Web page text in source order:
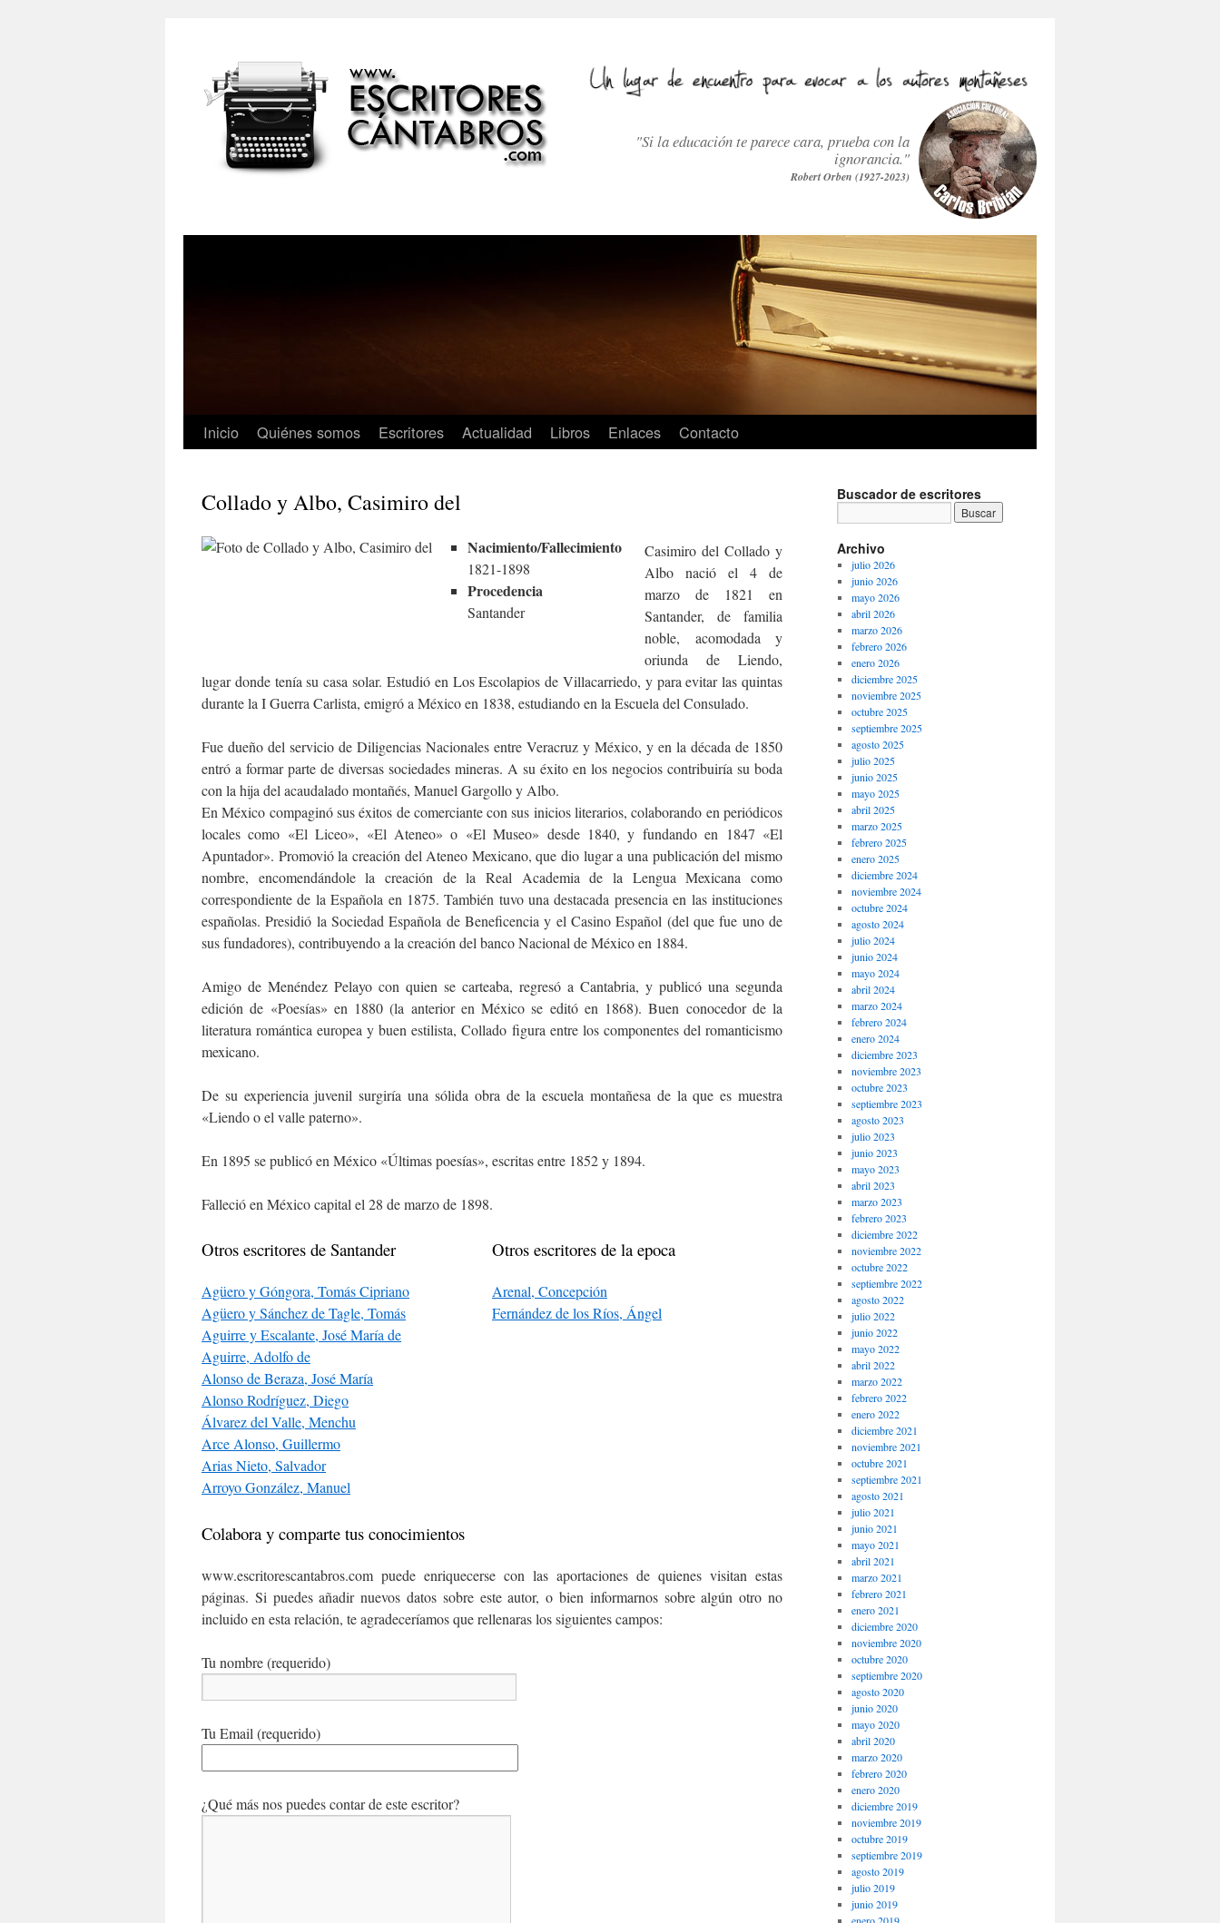
"Si la educación te parece cara, prueba con la
ignorancia."
Robert Orben (1927-2023)
Inicio Quiénes somos Escritores Actualidad Libros Enlaces Contacto
Collado y Albo, Casimiro del
Nacimiento/Fallecimiento
1821-1898
Procedencia
Santander
Casimiro del Collado y
Albo nació el 4 de
marzo de 1821 en
Santander, de familia
noble, acomodada y
oriunda de Liendo,
lugar donde tenía su casa solar. Estudió en Los Escolapios de Villacarriedo, y para evitar las quintas
durante la I Guerra Carlista, emigró a México en 1838, estudiando en la Escuela del Consulado.
Fue dueño del servicio de Diligencias Nacionales entre Veracruz y México, y en la década de 1850
entró a formar parte de diversas sociedades mineras. A su éxito en los negocios contribuiría su boda
con la hija del acaudalado montañés, Manuel Gargollo y Albo.
En México compaginó sus éxitos de comerciante con sus inicios literarios, colaborando en periódicos
locales como «El Liceo», «El Ateneo» o «El Museo» desde 1840, y fundando en 1847 «El
Apuntador». Promovió la creación del Ateneo Mexicano, que dio lugar a una publicación del mismo
nombre, encomendándole la creación de la Real Academia de la Lengua Mexicana como
correspondiente de la Española en 1875. También tuvo una destacada presencia en las instituciones
españolas. Presidió la Sociedad Española de Beneficencia y el Casino Español (del que fue uno de
sus fundadores), contribuyendo a la creación del banco Nacional de México en 1884.
Amigo de Menéndez Pelayo con quien se carteaba, regresó a Cantabria, y publicó una segunda
edición de «Poesías» en 1880 (la anterior en México se editó en 1868). Buen conocedor de la
literatura romántica europea y buen estilista, Collado figura entre los componentes del romanticismo
mexicano.
De su experiencia juvenil surgiría una sólida obra de la escuela montañesa de la que es muestra
«Liendo o el valle paterno».
En 1895 se publicó en México «Últimas poesías», escritas entre 1852 y 1894.
Falleció en México capital el 28 de marzo de 1898.
Otros escritores de Santander
Agüero y Góngora, Tomás Cipriano
Agüero y Sánchez de Tagle, Tomás
Aguirre y Escalante, José María de
Aguirre, Adolfo de
Alonso de Beraza, José María
Alonso Rodríguez, Diego
Álvarez del Valle, Menchu
Arce Alonso, Guillermo
Arias Nieto, Salvador
Arroyo González, Manuel
Otros escritores de la epoca
Arenal, Concepción
Fernández de los Ríos, Ángel
Colabora y comparte tus conocimientos
www.escritorescantabros.com puede enriquecerse con las aportaciones de quienes visitan estas
páginas. Si puedes añadir nuevos datos sobre este autor, o bien informarnos sobre algún otro no
incluido en esta relación, te agradeceríamos que rellenaras los siguientes campos:
Tu nombre (requerido)
Tu Email (requerido)
¿Qué más nos puedes contar de este escritor?
Buscador de escritores
Archivo
julio 2026
junio 2026
mayo 2026
abril 2026
marzo 2026
febrero 2026
enero 2026
diciembre 2025
noviembre 2025
octubre 2025
septiembre 2025
agosto 2025
julio 2025
junio 2025
mayo 2025
abril 2025
marzo 2025
febrero 2025
enero 2025
diciembre 2024
noviembre 2024
octubre 2024
agosto 2024
julio 2024
junio 2024
mayo 2024
abril 2024
marzo 2024
febrero 2024
enero 2024
diciembre 2023
noviembre 2023
octubre 2023
septiembre 2023
agosto 2023
julio 2023
junio 2023
mayo 2023
abril 2023
marzo 2023
febrero 2023
diciembre 2022
noviembre 2022
octubre 2022
septiembre 2022
agosto 2022
julio 2022
junio 2022
mayo 2022
abril 2022
marzo 2022
febrero 2022
enero 2022
diciembre 2021
noviembre 2021
octubre 2021
septiembre 2021
agosto 2021
julio 2021
junio 2021
mayo 2021
abril 2021
marzo 2021
febrero 2021
enero 2021
diciembre 2020
noviembre 2020
octubre 2020
septiembre 2020
agosto 2020
junio 2020
mayo 2020
abril 2020
marzo 2020
febrero 2020
enero 2020
diciembre 2019
noviembre 2019
octubre 2019
septiembre 2019
agosto 2019
julio 2019
junio 2019
enero 2019